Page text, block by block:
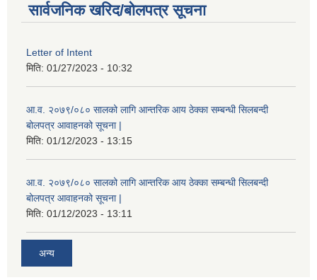
सार्वजनिक खरिद/बोलपत्र सूचना
Letter of Intent
मिति: 01/27/2023 - 10:32
आ.व. २०७९/०८० सालको लागि आन्तरिक आय ठेक्का सम्बन्धी सिलबन्दी
बोलपत्र आवाहनको सूचना |
मिति: 01/12/2023 - 13:15
आ.व. २०७९/०८० सालको लागि आन्तरिक आय ठेक्का सम्बन्धी सिलबन्दी
बोलपत्र आवाहनको सूचना |
मिति: 01/12/2023 - 13:11
अन्य